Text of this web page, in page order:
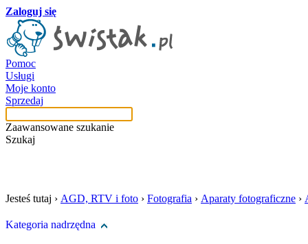
Zaloguj się
Pomoc
Usługi
Moje konto
Sprzedaj
Zaawansowane szukanie
Szukaj
Jesteś tutaj › AGD, RTV i foto › Fotografia › Aparaty fotograficzne ›
Kategoria nadrzędna